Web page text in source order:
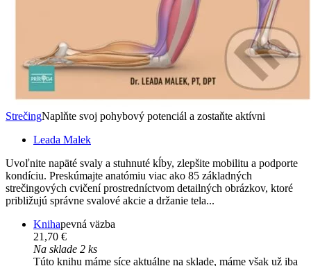
StrečingNaplňte svoj pohybový potenciál a zostaňte aktívni
Leada Malek
Uvoľnite napäté svaly a stuhnuté kĺby, zlepšite mobilitu a podporte
kondíciu. Preskúmajte anatómiu viac ako 85 základných
strečingových cvičení prostredníctvom detailných obrázkov, ktoré
približujú správne svalové akcie a držanie tela...
Knihapevná väzba
21,70 €
Na sklade 2 ks
Túto knihu máme síce aktuálne na sklade, máme však už iba